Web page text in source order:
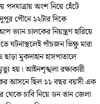
পদযাত্রায় অংশ নিয়ে হেঁটে
পৌনে ১২টার দিকে
চালকের নিয়ন্ত্রণ হারিয়ে
ঘটনাস্থলেই পাঁচজন ভিক্ষু মারা
মুকদাহান হাসপাতালে
হয়। আইনশৃঙ্খলা রক্ষাকারী
আসনে ছিল ১১ বছর বয়সী এক
থেকে চাবি নিয়ে ডন তান জেলা